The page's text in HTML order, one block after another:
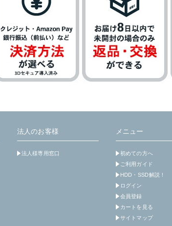
法人のお客様
法人様専用窓口
メニュー
初めての方へ
ご利用ガイド
HDD・SSD解説！
ログイン
会員登録
カートを見る
サイトマップ